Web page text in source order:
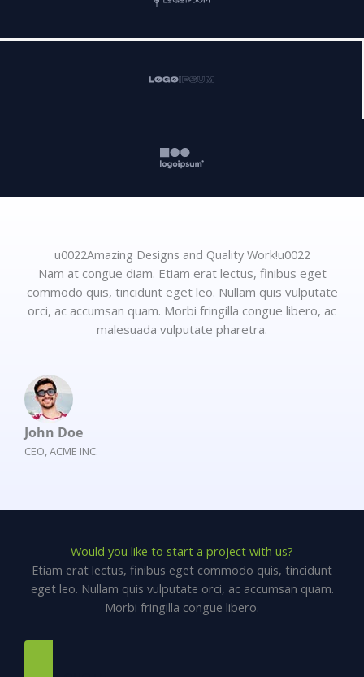
u0022Amazing Designs and Quality Work!u0022
Nam at congue diam. Etiam erat lectus, finibus eget
commodo quis, tincidunt eget leo. Nullam quis vulputate
orci, ac accumsan quam. Morbi fringilla congue libero, ac
malesuada vulputate pharetra.
John Doe
CEO, ACME INC.
Would you like to start a project with us?
Etiam erat lectus, finibus eget commodo quis, tincidunt
eget leo. Nullam quis vulputate orci, ac accumsan quam.
Morbi fringilla congue libero.